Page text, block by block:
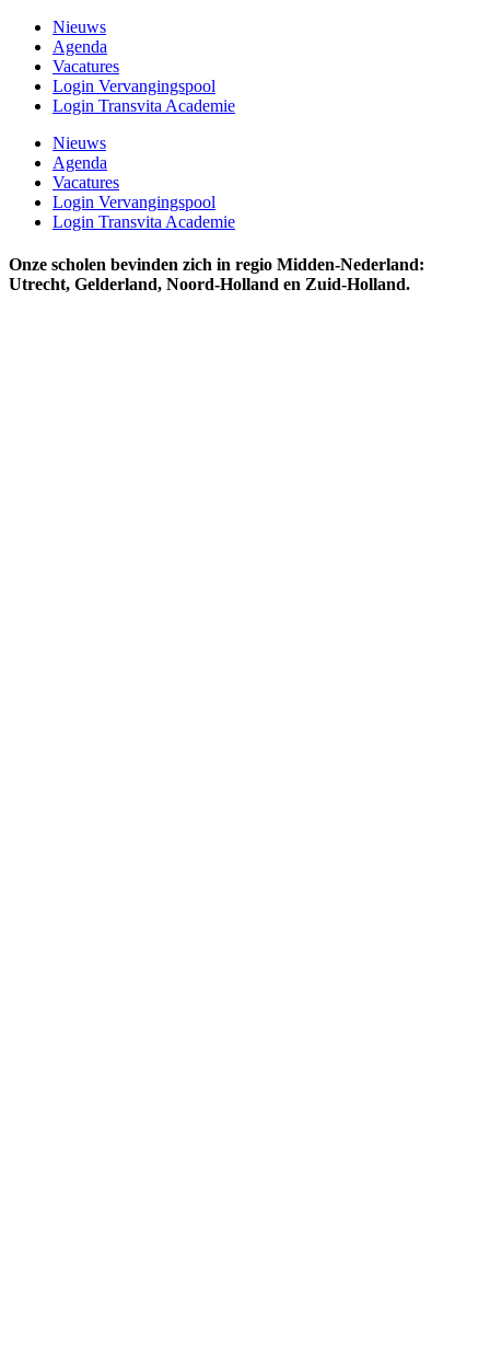
Nieuws
Agenda
Vacatures
Login Vervangingspool
Login Transvita Academie
Nieuws
Agenda
Vacatures
Login Vervangingspool
Login Transvita Academie
Onze scholen bevinden zich in regio Midden-Nederland:
Utrecht, Gelderland, Noord-Holland en Zuid-Holland.